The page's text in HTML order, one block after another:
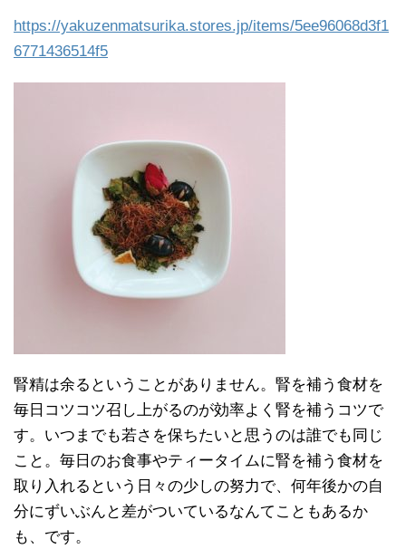
https://yakuzenmatsurika.stores.jp/items/5ee96068d3f1
6771436514f5
腎精は余るということがありません。腎を補う食材を
毎日コツコツ召し上がるのが効率よく腎を補うコツで
す。いつまでも若さを保ちたいと思うのは誰でも同じ
こと。毎日のお食事やティータイムに腎を補う食材を
取り入れるという日々の少しの努力で、何年後かの自
分にずいぶんと差がついているなんてこともあるか
も、です。